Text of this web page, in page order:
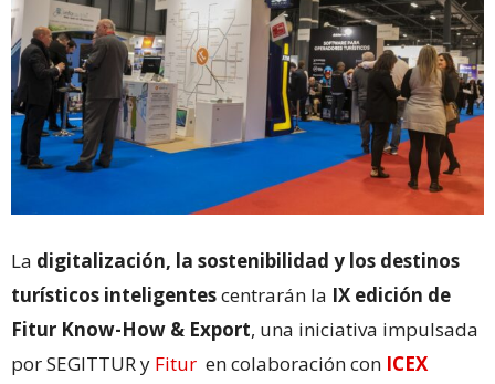
La digitalización, la sostenibilidad y los destinos
turísticos inteligentescentrarán la IX edición de
Fitur Know-How & Export, una iniciativa impulsada
por SEGITTUR y Fitur en colaboración con ICEX